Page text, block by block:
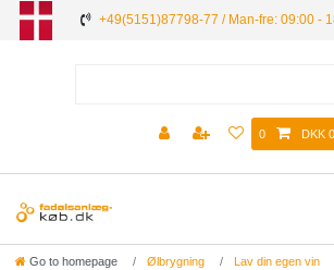
+49(5151)87798-77 / Man-fre: 09:00 -
0 DKK
Go to homepage Ølbrygning Lav din egen vin